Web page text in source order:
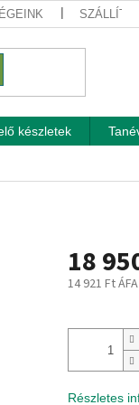
készletek
18
14 921 Ft
Részletes